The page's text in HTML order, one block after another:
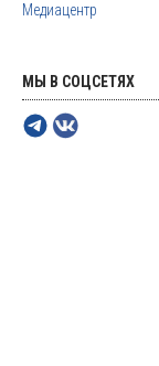
Медиацентр
МЫ В СОЦСЕТЯХ